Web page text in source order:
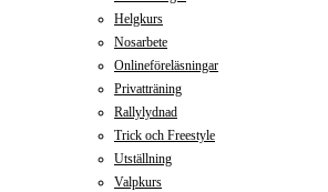
Helgkurs
Nosarbete
Onlineföreläsningar
Privatträning
Rallylydnad
Trick och Freestyle
Utställning
Valpkurs